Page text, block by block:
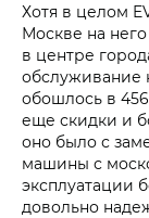
Хотя в целом
Москве на
в центре
обслуживание
обошлось в
еще скидки и
оно было с
машины с
эксплуатации
довольно